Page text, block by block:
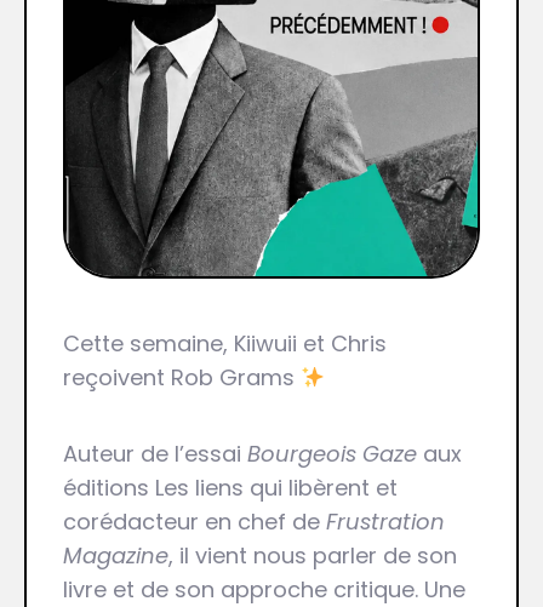
Cette semaine, Kiiwuii et Chris
reçoivent Rob Grams
Auteur de l’essai Bourgeois Gaze aux
éditions Les liens qui libèrent et
corédacteur en chef de Frustration
Magazine, il vient nous parler de son
livre et de son approche critique. Une